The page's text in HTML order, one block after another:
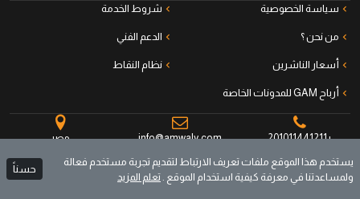
سياسة الخصوصية شروط الخدمة
من نحن ؟ الدعم الفني
أسعار الناشرين نظام النقاط
أرباح GAM للمدونات الخاصة
+201011441211
info@amwaly.com مصر
جميع الحقوق محفوظة © أموالي منصة الناشرين
يستخدم هذا الموقع ملفات تعريف الارتباط لتقديم تجربة مستخدم فعالة
ولمساعدتنا في معرفة كيفية استخدام الموقع . تعلم المزيد
حسناً